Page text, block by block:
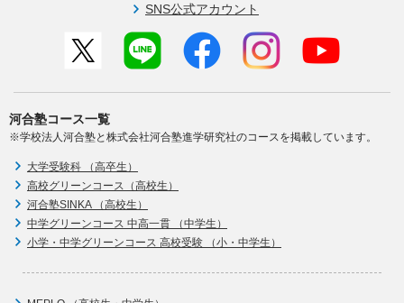
SNS公式アカウント
河合塾コース一覧
※学校法人河合塾と株式会社河合塾進学研究社のコースを掲載しています。
大学受験科 （高卒生）
高校グリーンコース（高校生）
河合塾SINKA （高校生）
中学グリーンコース 中高一貫 （中学生）
小学・中学グリーンコース 高校受験 （小・中学生）